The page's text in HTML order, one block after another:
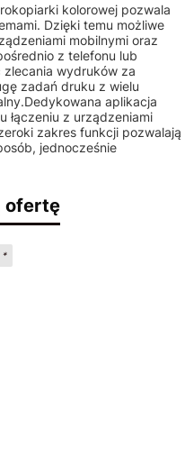
kolorowej pozwala
Dzięki temu możliwe
mobilnymi oraz
z telefonu lub
wydruków za
zadań druku z wielu
aplikacja
łączeniu z urządzeniami
zakres funkcji pozwalają
jednocześnie
ofertę
*